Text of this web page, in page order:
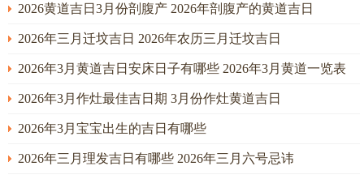
2026黄道吉日3月份剖腹产 2026年剖腹产的黄道吉日
2026年三月迁坟吉日 2026年农历三月迁坟吉日
2026年3月黄道吉日安床日子有哪些 2026年3月黄道一览表
2026年3月作灶最佳吉日期 3月份作灶黄道吉日
2026年3月宝宝出生的吉日有哪些
2026年三月理发吉日有哪些 2026年三月六号忌讳